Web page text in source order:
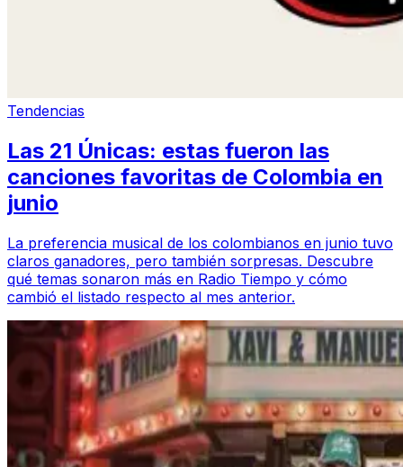
Tendencias
Las 21 Únicas: estas fueron las
canciones favoritas de Colombia en
junio
La preferencia musical de los colombianos en junio tuvo
claros ganadores, pero también sorpresas. Descubre
qué temas sonaron más en Radio Tiempo y cómo
cambió el listado respecto al mes anterior.